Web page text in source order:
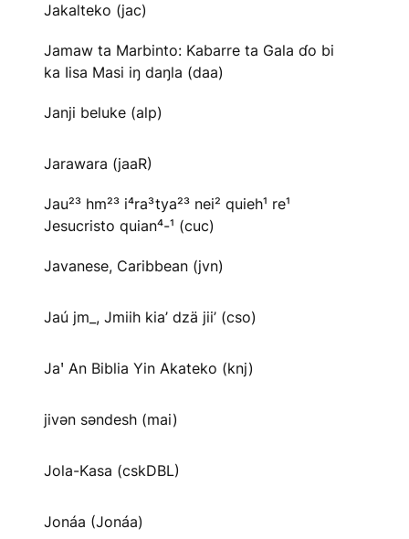
Jakalteko (jac)
Jamaw ta Marbinto: Kabarre ta Gala ɗo bi
ka Iisa Masi iŋ daŋla (daa)
Janji beluke (alp)
Jarawara (jaaR)
Jau²³ hm²³ i⁴ra³tya²³ nei² quieh¹ re¹
Jesucristo quian⁴-¹ (cuc)
Javanese, Caribbean (jvn)
Jaú jm_, Jmiih kia’ dzä jii’ (cso)
Jaꞌ An Biblia Yin Akateko (knj)
jivən səndesh (mai)
Jola-Kasa (cskDBL)
Jonáa (Jonáa)